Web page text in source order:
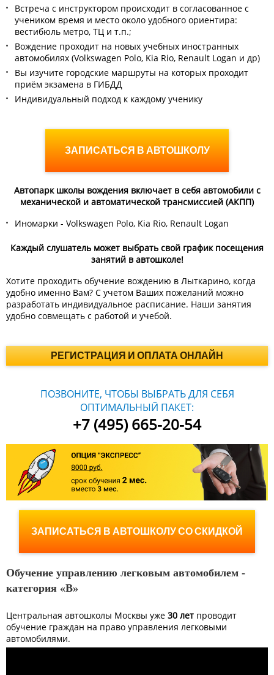
Встреча с инструктором происходит в согласованное с
учеником время и место около удобного ориентира:
вестибюль метро, ТЦ и т.п.;
Вождение проходит на новых учебных иностранных
автомобилях (Volkswagen Polo, Kia Rio, Renault Logan и др)
Вы изучите городские маршруты на которых проходит
приём экзамена в ГИБДД
Индивидуальный подход к каждому ученику
ЗАПИСАТЬСЯ В АВТОШКОЛУ
Автопарк школы вождения включает в себя автомобили с
механической и автоматической трансмиссией (АКПП)
Иномарки - Volkswagen Polo, Kia Rio, Renault Logan
Каждый слушатель может выбрать свой график посещения
занятий в автошколе!
Хотите проходить обучение вождению в Лыткарино, когда
удобно именно Вам? С учетом Ваших пожеланий можно
разработать индивидуальное расписание. Наши занятия
удобно совмещать с работой и учебой.
РЕГИСТРАЦИЯ И ОПЛАТА ОНЛАЙН
ПОЗВОНИТЕ, ЧТОБЫ ВЫБРАТЬ ДЛЯ СЕБЯ
ОПТИМАЛЬНЫЙ ПАКЕТ:
+7 (495) 665-20-54
ЗАПИСАТЬСЯ В АВТОШКОЛУ СО СКИДКОЙ
Обучение управлению легковым автомобилем -
категория «B»
Центральная автошколы Москвы уже 30 лет проводит
обучение граждан на право управления легковыми
автомобилями.